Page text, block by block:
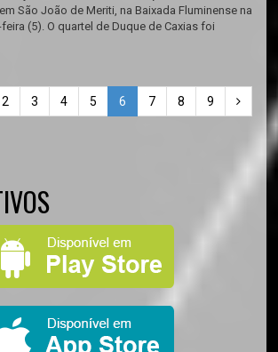
São João de Meriti, na Baixada Fluminense na
(5). O quartel de Duque de Caxias foi
2 3 4 5 6 7 8 9